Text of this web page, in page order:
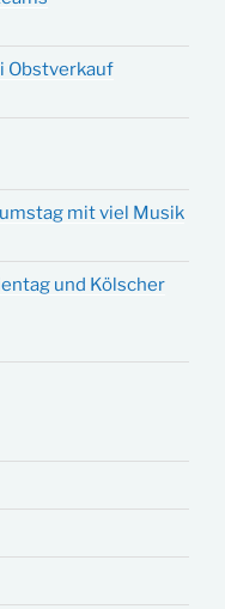
Obstverkauf
mit viel Musik
und Kölscher